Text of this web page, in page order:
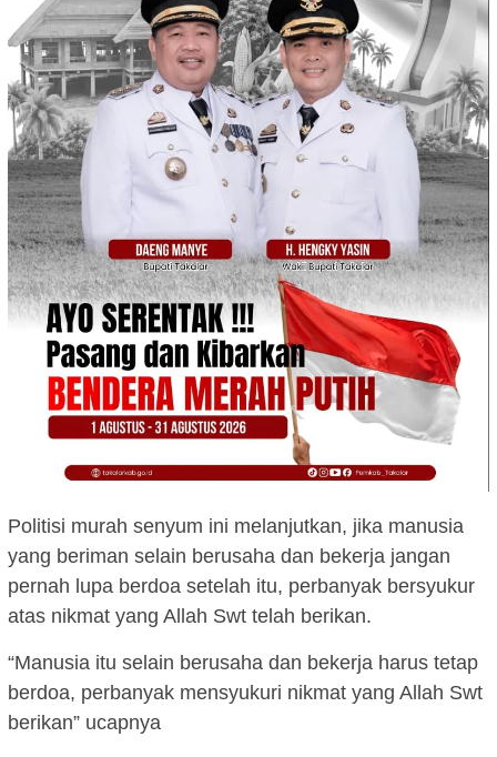
Politisi murah senyum ini melanjutkan, jika manusia
yang beriman selain berusaha dan bekerja jangan
pernah lupa berdoa setelah itu, perbanyak bersyukur
atas nikmat yang Allah Swt telah berikan.
“Manusia itu selain berusaha dan bekerja harus tetap
berdoa, perbanyak mensyukuri nikmat yang Allah Swt
berikan” ucapnya